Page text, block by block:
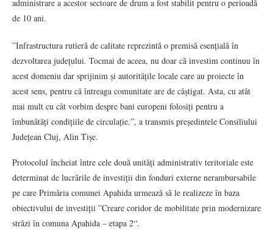
administrare a acestor sectoare de drum a fost stabilit pentru o perioadă
de 10 ani.
”Infrastructura rutieră de calitate reprezintă o premisă esențială în
dezvoltarea județului. Tocmai de aceea, nu doar că investim continuu în
acest domeniu dar sprijinim și autoritățile locale care au proiecte în
acest sens, pentru că întreaga comunitate are de câștigat. Asta, cu atât
mai mult cu cât vorbim despre bani europeni folosiți pentru a
îmbunătăți condițiile de circulație.”, a transmis președintele Consiliului
Județean Cluj, Alin Tișe.
Protocolul încheiat între cele două unități administrativ teritoriale este
determinat de lucrările de investiții din fonduri externe nerambursabile
pe care Primăria comunei Apahida urmează să le realizeze în baza
obiectivului de investiții ”Creare coridor de mobilitate prin modernizare
străzi în comuna Apahida – etapa 2“.